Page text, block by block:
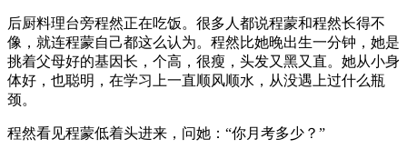
后厨料理台旁程然正在吃饭。很多人都说程蒙和程然长得不
像，就连程蒙自己都这么认为。程然比她晚出生一分钟，她是
挑着父母好的基因长，个高，很瘦，头发又黑又直。她从小身
体好，也聪明，在学习上一直顺风顺水，从没遇上过什么瓶
颈。
程然看见程蒙低着头进来，问她：“你月考多少？”